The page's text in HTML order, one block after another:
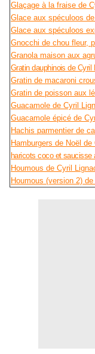
Glaçage à la fraise de
Glace aux spéculoos
Glace aux spéculoos
Gnocchi de chou fleur,
Granola maison aux
Gratin dauphinois de Cyril
Gratin de macaroni
Gratin de poisson aux
Guacamole de Cyril
Guacamole épicé de
Hachis parmentier de
Hamburgers de Noël
haricots coco et saucisse
Houmous de Cyril
Houmous (version 2)